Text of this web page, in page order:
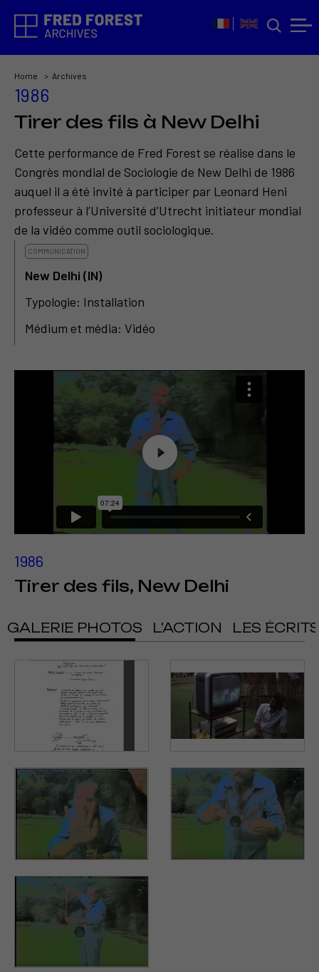
Home Archives
1986
Tirer des fils à New Delhi
Cette performance de Fred Forest se réalise dans le
Congrès mondial de Sociologie de New Delhi de 1986
auquel il a été invité à participer par Leonard Heni
professeur à l’Université d’Utrecht initiateur mondial
de la vidéo comme outil sociologique.
COMMUNICATION
New Delhi (IN)
Typologie: Installation
Médium et média: Vidéo
1986
Tirer des fils, New Delhi
GALERIE PHOTOS L'ACTION LES ÉCRITS